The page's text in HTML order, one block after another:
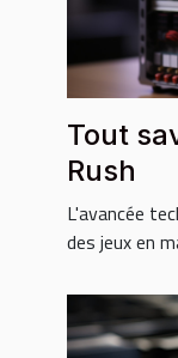
Tout
Rush
L'avancée
des jeux en